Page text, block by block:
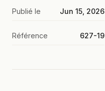
Publié le Jun 15, 2026
Référence 627-19